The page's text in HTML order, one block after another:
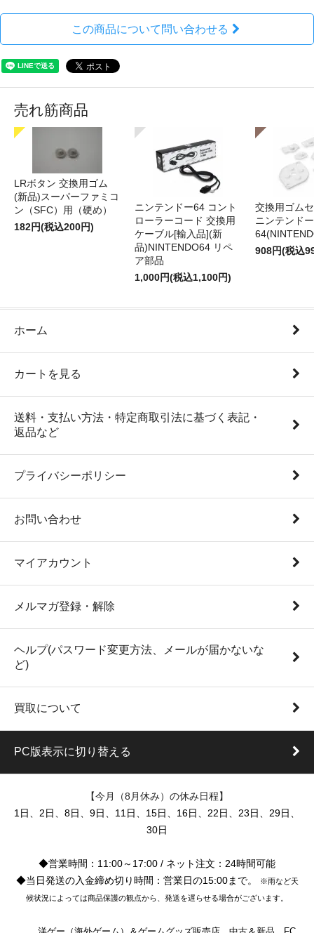
この商品について問い合わせる
売れ筋商品
LRボタン 交換用ゴム
(新品)スーパーファミコ
ン（SFC）用（硬め）
182円(税込200円)
ニンテンドー64 コント
ローラーコード 交換用
ケーブル[輸入品](新
品)NINTENDO64 リペ
ア部品
1,000円(税込1,100円)
交換用ゴム
ニンテンドー
908円(税込
ホーム
カートを見る
送料・支払い方法・特定商取引法に基づく表記・
返品など
プライバシーポリシー
お問い合わせ
マイアカウント
メルマガ登録・解除
ヘルプ(パスワード変更方法、メールが届かないな
ど)
買取について
PC版表示に切り替える
【今月（8月休み）の休み日程】
1日、2日、8日、9日、11日、15日、16日、22日、23日、29日、
30日
◆営業時間：11:00～17:00 / ネット注文：24時間可能
◆当日発送の入金締め切り時間：営業日の15:00まで。
※雨など天
候状況によっては商品保護の観点から、発送を遅らせる場合がございます。